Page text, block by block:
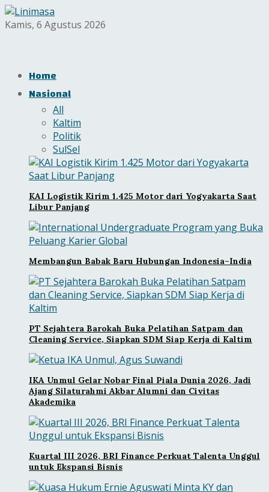
Kamis, 6 Agustus 2026
Home
Nasional
All
Kaltim
Politik
SulSel
KAI Logistik Kirim 1.425 Motor dari Yogyakarta Saat
Libur Panjang
Membangun Babak Baru Hubungan Indonesia–India
PT Sejahtera Barokah Buka Pelatihan Satpam dan
Cleaning Service, Siapkan SDM Siap Kerja di Kaltim
IKA Unmul Gelar Nobar Final Piala Dunia 2026, Jadi
Ajang Silaturahmi Akbar Alumni dan Civitas
Akademika
Kuartal III 2026, BRI Finance Perkuat Talenta Unggul
untuk Ekspansi Bisnis